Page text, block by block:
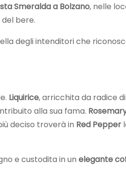
Smeralda a Bolzano, nelle
bere.
degli intenditori che
Liquirice, arricchita da radice di
alla sua fama.
deciso troverà in Red Pepper
e custodita in un elegante